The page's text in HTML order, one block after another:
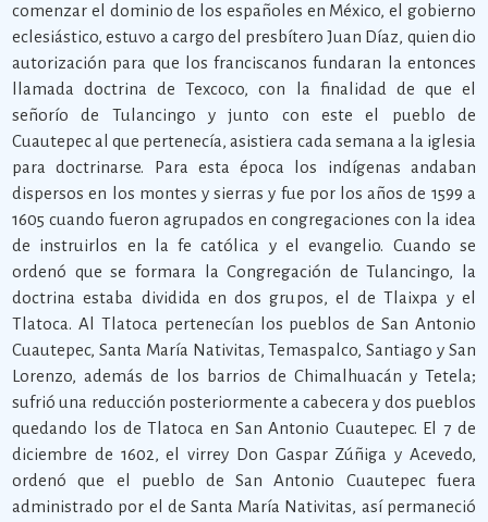
comenzar el dominio de los españoles en México, el gobierno
eclesiástico, estuvo a cargo del presbítero Juan Díaz, quien dio
autorización para que los franciscanos fundaran la entonces
llamada doctrina de Texcoco, con la finalidad de que el
señorío de Tulancingo y junto con este el pueblo de
Cuautepec al que pertenecía, asistiera cada semana a la iglesia
para doctrinarse. Para esta época los indígenas andaban
dispersos en los montes y sierras y fue por los años de 1599 a
1605 cuando fueron agrupados en congregaciones con la idea
de instruirlos en la fe católica y el evangelio. Cuando se
ordenó que se formara la Congregación de Tulancingo, la
doctrina estaba dividida en dos grupos, el de Tlaixpa y el
Tlatoca. Al Tlatoca pertenecían los pueblos de San Antonio
Cuautepec, Santa María Nativitas, Temaspalco, Santiago y San
Lorenzo, además de los barrios de Chimalhuacán y Tetela;
sufrió una reducción posteriormente a cabecera y dos pueblos
quedando los de Tlatoca en San Antonio Cuautepec. El 7 de
diciembre de 1602, el virrey Don Gaspar Zúñiga y Acevedo,
ordenó que el pueblo de San Antonio Cuautepec fuera
administrado por el de Santa María Nativitas, así permaneció